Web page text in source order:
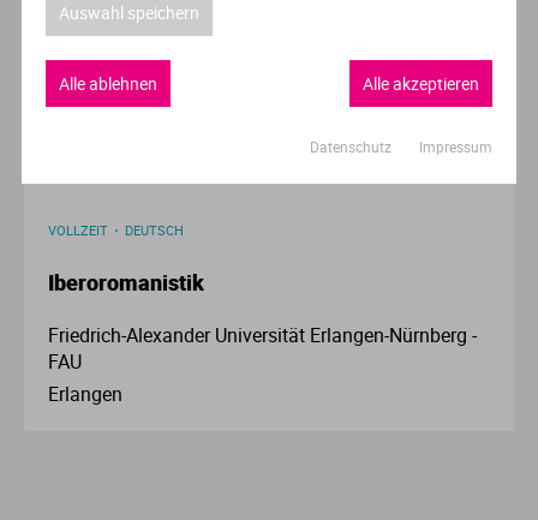
Friedrich-Alexander Universität Erlangen-Nürnberg -
Erlangen
VOLLZEIT DEUTSCH
Iberoromanistik
Friedrich-Alexander Universität Erlangen-Nürnberg -
FAU
Erlangen
Auswahl speichern
Alle akzeptieren
Alle ablehnen
Datenschutz Impressum